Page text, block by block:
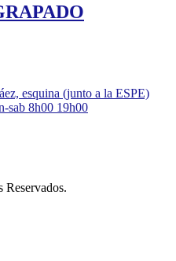
esquina (junto a la ESPE)
sab 8h00 19h00
Reservados.